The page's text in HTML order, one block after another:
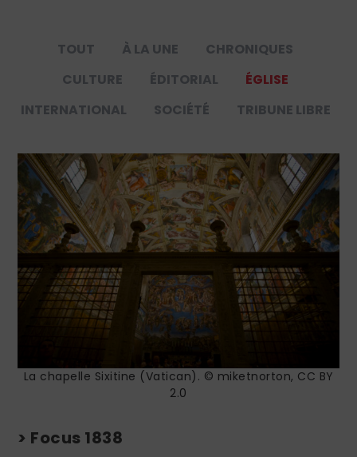
TOUT À LA UNE
CHRONIQUES
CULTURE
ÉDITORIAL
ÉGLISE
INTERNATIONAL
SOCIÉTÉ TRIBUNE LIBRE
La chapelle Sixitine (Vatican). © miketnorton, CC BY
2.0
> Focus 1838